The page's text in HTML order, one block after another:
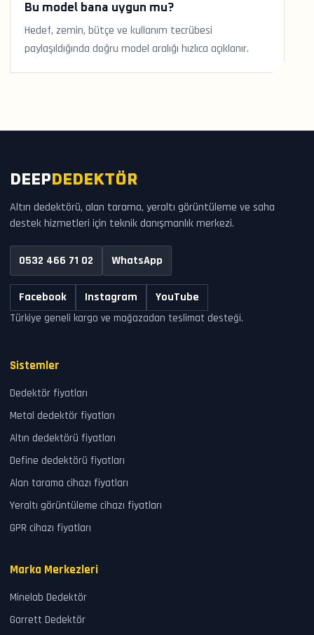
Bu model bana uygun mu?
Hedef, zemin, bütçe ve kullanım tecrübesi
paylaşıldığında doğru model aralığı hızlıca açıklanır.
DEEP DEDEKTÖR
Altın dedektörü, alan tarama, yeraltı görüntüleme ve saha
destek hizmetleri için teknik danışmanlık merkezi.
0532 466 71 02 WhatsApp
Facebook Instagram YouTube
Türkiye geneli kargo ve mağazadan teslimat desteği.
Sistemler
Dedektör fiyatları
Metal dedektör fiyatları
Altın dedektörü fiyatları
Define dedektörü fiyatları
Alan tarama cihazı fiyatları
Yeraltı görüntüleme cihazı fiyatları
GPR cihazı fiyatları
Marka Merkezleri
Minelab Dedektör
Garrett Dedektör